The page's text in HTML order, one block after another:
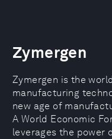
Zymergen
Zymergen is the
manufacturing
new age of
A World Economic
leverages the power